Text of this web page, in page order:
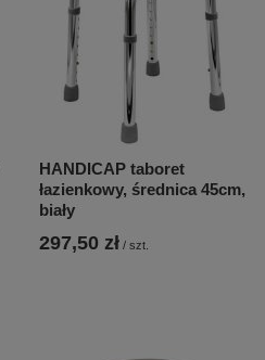
HANDICAP taboret
łazienkowy, średnica 45cm,
biały
297,50 zł / szt.